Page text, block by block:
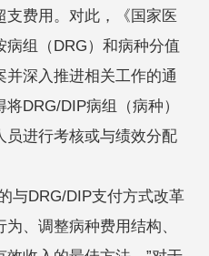
支费用。对此，《国家医
组（DRG）和病种分值
并深入推进相关工作的通
DRG/DIP病组（病种）
员进行考核或与绩效分配
与DRG/DIP支付方式改革
、调整病种费用结构、